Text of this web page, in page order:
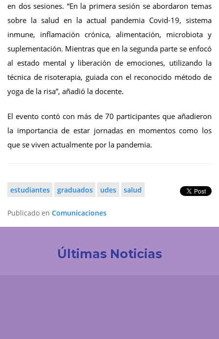
en dos sesiones. “En la primera sesión se abordaron temas
sobre la salud en la actual pandemia Covid-19, sistema
inmune, inflamación crónica, alimentación, microbiota y
suplementación. Mientras que en la segunda parte se enfocó
al estado mental y liberación de emociones, utilizando la
técnica de risoterapia, guiada con el reconocido método de
yoga de la risa”, añadió la docente.
El evento contó con más de 70 participantes que añadieron
la importancia de estar jornadas en momentos como los
que se viven actualmente por la pandemia.
estudiantes graduados udes salud
Publicado en Comunicaciones
Últimas Noticias